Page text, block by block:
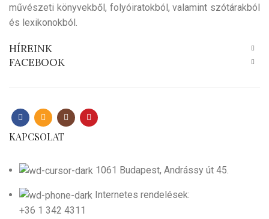
művészeti könyvekből, folyóiratokból, valamint szótárakból
és lexikonokból.
HÍREINK
FACEBOOK
KAPCSOLAT
1061 Budapest, Andrássy út 45.
Internetes rendelések:
+36 1 342 4311